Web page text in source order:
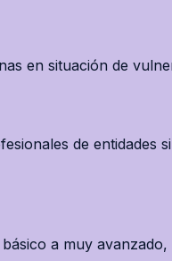
en situación de
de entidades
a muy